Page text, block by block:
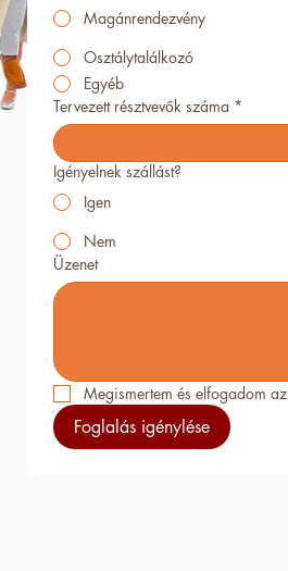
Magánrendezvény
Osztálytalálkozó
Egyéb
Tervezett résztvevők száma *
Igényelnek szállást?
Igen
Nem
Üzenet
Megismertem és elfogadom az
Foglalás igénylése